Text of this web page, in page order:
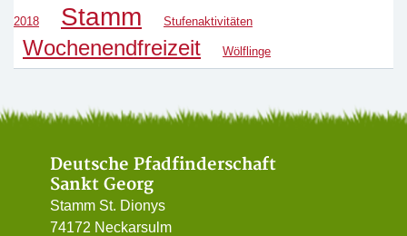
2018 Stamm Stufenaktivitäten
Wochenendfreizeit Wölflinge
Deutsche Pfadfinderschaft
Sankt Georg
Stamm St. Dionys
74172 Neckarsulm